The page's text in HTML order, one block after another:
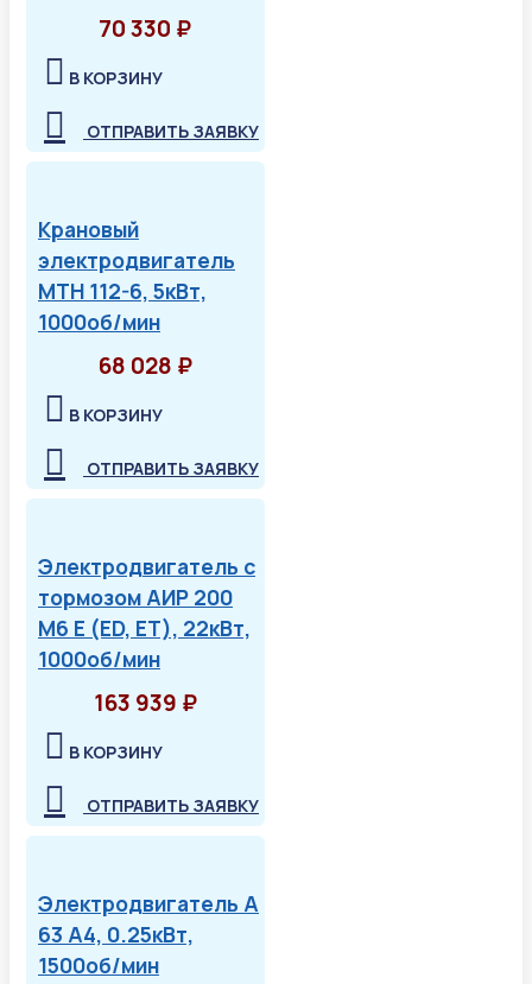
70 330 ₽
В КОРЗИНУ
ОТПРАВИТЬ ЗАЯВКУ
Крановый
электродвигатель
МТН 112-6, 5кВт,
1000об/мин
68 028 ₽
В КОРЗИНУ
ОТПРАВИТЬ ЗАЯВКУ
Электродвигатель с
тормозом АИР 200
М6 Е (ED, ET), 22кВт,
1000об/мин
163 939 ₽
В КОРЗИНУ
ОТПРАВИТЬ ЗАЯВКУ
Электродвигатель А
63 А4, 0.25кВт,
1500об/мин